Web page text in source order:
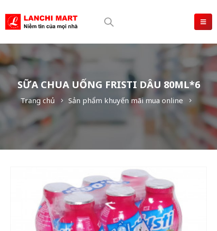
SỮA CHUA UỐNG FRISTI DÂU 80ML*6
Trang chủ Sản phẩm khuyến mãi mua online